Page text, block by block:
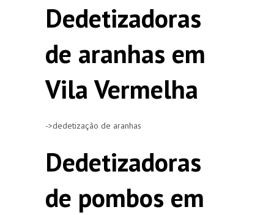
Dedetizadoras
de aranhas em
Vila Vermelha
->dedetização de aranhas
Dedetizadoras
de pombos em